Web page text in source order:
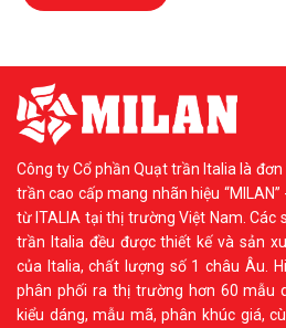
Công ty Cổ phần Quạt trần Italia là
trần cao cấp mang nhãn hiệu
từ ITALIA tại thị trường Việt Nam.
trần Italia đều được thiết kế và sản
của Italia, chất lượng số 1 châu Âu.
phân phối ra thị trường hơn 60 mẫu
kiểu dáng, mẫu mã, phân khúc giá,